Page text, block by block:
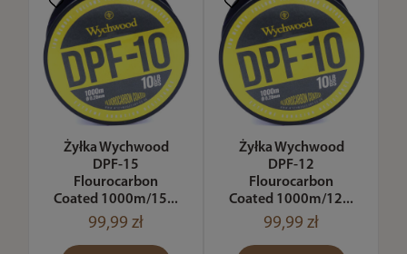
Żyłka Wychwood
DPF-15
Flourocarbon
Coated 1000m/15...
99,99 zł
Żyłka Wychwood
DPF-12
Flourocarbon
Coated 1000m/12...
99,99 zł